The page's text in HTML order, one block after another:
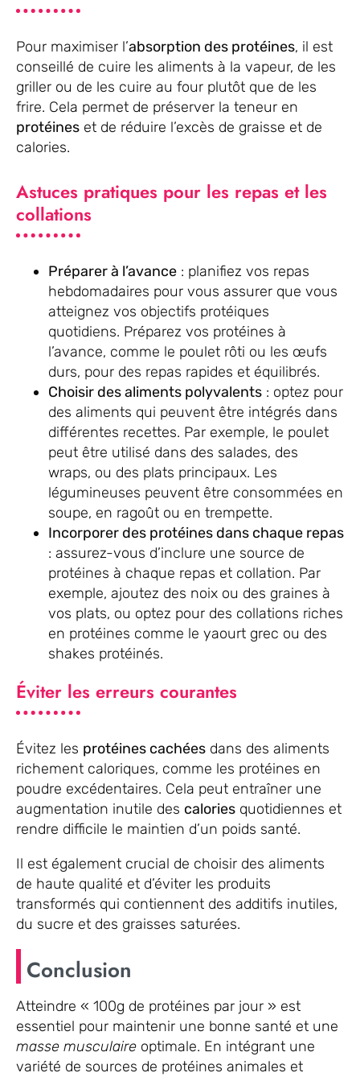
Pour maximiser l’absorption des protéines, il est
conseillé de cuire les aliments à la vapeur, de les
griller ou de les cuire au four plutôt que de les
frire. Cela permet de préserver la teneur en
protéines et de réduire l’excès de graisse et de
calories.
Astuces pratiques pour les repas et les
collations
Préparer à l’avance : planifiez vos repas
hebdomadaires pour vous assurer que vous
atteignez vos objectifs protéiques
quotidiens. Préparez vos protéines à
l’avance, comme le poulet rôti ou les œufs
durs, pour des repas rapides et équilibrés.
Choisir des aliments polyvalents : optez pour
des aliments qui peuvent être intégrés dans
différentes recettes. Par exemple, le poulet
peut être utilisé dans des salades, des
wraps, ou des plats principaux. Les
légumineuses peuvent être consommées en
soupe, en ragoût ou en trempette.
Incorporer des protéines dans chaque repas
: assurez-vous d’inclure une source de
protéines à chaque repas et collation. Par
exemple, ajoutez des noix ou des graines à
vos plats, ou optez pour des collations riches
en protéines comme le yaourt grec ou des
shakes protéinés.
Éviter les erreurs courantes
Évitez les protéines cachées dans des aliments
richement caloriques, comme les protéines en
poudre excédentaires. Cela peut entraîner une
augmentation inutile des calories quotidiennes et
rendre difficile le maintien d’un poids santé.
Il est également crucial de choisir des aliments
de haute qualité et d’éviter les produits
transformés qui contiennent des additifs inutiles,
du sucre et des graisses saturées.
Conclusion
Atteindre « 100g de protéines par jour » est
essentiel pour maintenir une bonne santé et une
masse musculaire optimale. En intégrant une
variété de sources de protéines animales et